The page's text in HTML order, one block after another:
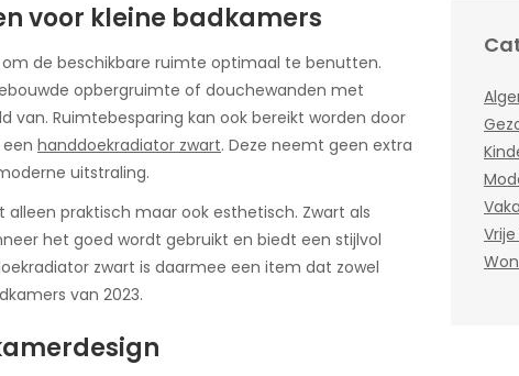
voor kleine badkamers
de beschikbare ruimte optimaal te benutten.
opbergruimte of douchewanden met
van. Ruimtebesparing kan ook bereikt worden door
handdoekradiator zwart. Deze neemt geen extra
uitstraling.
praktisch maar ook esthetisch. Zwart als
het goed wordt gebruikt en biedt een stijlvol
zwart is daarmee een item dat zowel
van 2023.